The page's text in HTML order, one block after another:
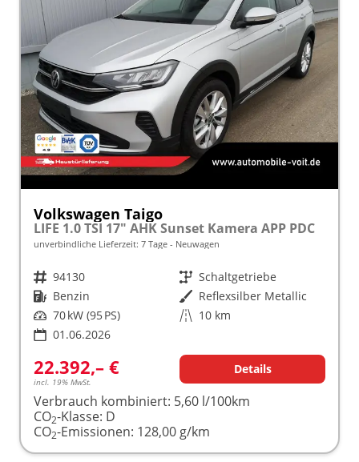
Volkswagen Taigo
LIFE 1.0 TSI 17" AHK Sunset Kamera APP PDC
unverbindliche Lieferzeit: 7 Tage Neuwagen
Fahrzeugnr. 94130 Getriebe Schaltgetriebe
Kraftstoff Benzin Außenfarbe Reflexsilber Metallic
Leistung 70 kW (95 PS) Kilometerstand 10 km
01.06.2026
22.392,– €
incl. 19% MwSt.
Details
Verbrauch kombiniert: 5,60 l/100km
CO2-Klasse: D
CO2-Emissionen: 128,00 g/km